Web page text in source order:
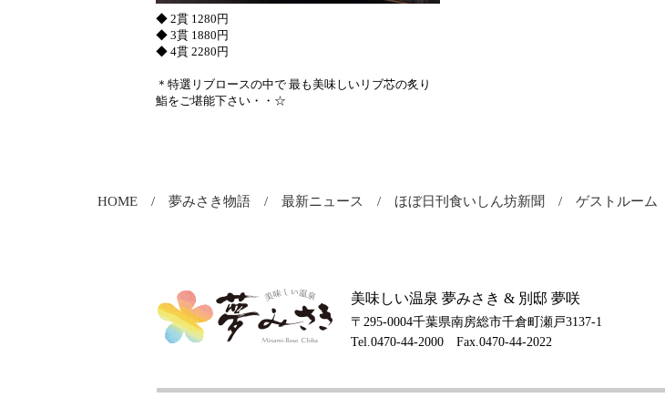
◆ 2貫 1280円
◆ 3貫 1880円
◆ 4貫 2280円
＊特選リブロースの中で 最も美味しいリブ芯の炙り
鮨をご堪能下さい・・☆
HOME 夢みさき物語 最新ニュース ほぼ日刊食いしん坊新聞 ゲストルーム
美味しい温泉 夢みさき & 別邸 夢咲
〒295-0004千葉県南房総市千倉町瀬戸3137-1
Tel.0470-44-2000 Fax.0470-44-2022